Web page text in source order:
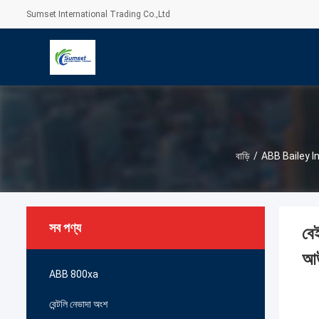
Sumset International Trading Co.,Ltd
বাড়ি / ABB Bailey
সব পণ্য
ABB 800xa
বেন্টলি নেভাদা অংশ